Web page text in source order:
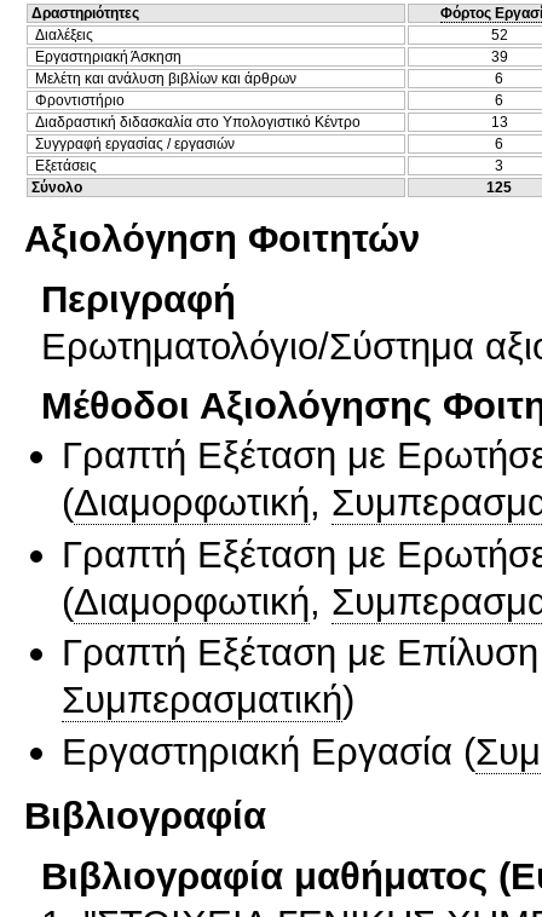
Δραστηριότητες
Φόρτος
Διαλέξεις
52
Εργαστηριακή Άσκηση
39
Μελέτη και ανάλυση βιβλίων και άρθρων
6
Φροντιστήριο
6
Διαδραστική διδασκαλία στο Υπολογιστικό Κέντρο
13
Συγγραφή εργασίας / εργασιών
6
Εξετάσεις
3
Σύνολο
125
Αξιολόγηση Φοιτητών
Περιγραφή
Ερωτηματολόγιο/Σύστημα
Μέθοδοι Αξιολόγησης
Γραπτή Εξέταση με
(Διαμορφωτική,
Γραπτή Εξέταση με
(Διαμορφωτική,
Γραπτή Εξέταση με
Συμπερασματική)
Εργαστηριακή Εργασία (
Βιβλιογραφία
Βιβλιογραφία μαθήματος